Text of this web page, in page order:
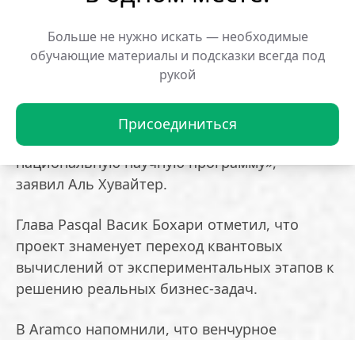
Больше не нужно искать — необходимые
обучающие материалы и подсказки всегда под
рукой
Присоединиться
«Пусть это достижение станет
катализатором для инновационной
экономики, создаст высокоэффективные и
перспективные рабочие места для нашей
молодёжи и поможет реализовать
национальную научную программу», —
заявил Аль Хувайтер.
Глава Pasqal Васик Бохари отметил, что
проект знаменует переход квантовых
вычислений от экспериментальных этапов к
решению реальных бизнес-задач.
В Aramco напомнили, что венчурное